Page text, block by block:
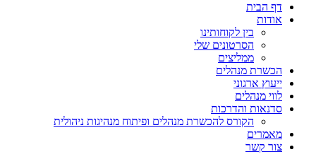
דף הבית
אודות
בין לקוחותינו
הסרטונים שלי
ממליצים
הכשרת מנהלים
ייעוץ ארגוני
לווי מנהלים
סדנאות והדרכות
הקורס להכשרת מנהלים ופיתוח מנהיגות ניהולית
מאמרים
צור קשר